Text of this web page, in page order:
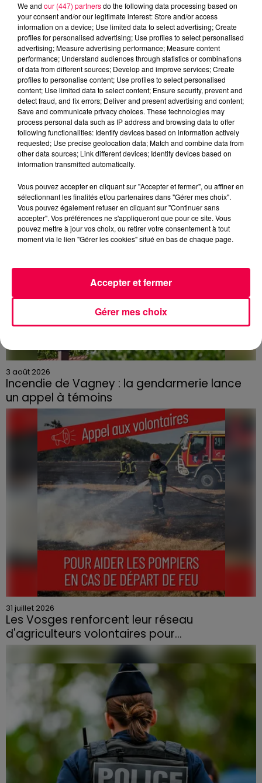
3 août 2026
PRÉVIFEUX : "il faut avoir une culture du risque"
dans les Vosges
3 août 2026
Incendie de Vagney : la gendarmerie lance
un appel à témoins
Le feu, parti d'une haie avant de se propager au
quartier résidentiel, avait détruit deux habitations et
contraint à l'évacuation d'une centaine de personnes.
31 juillet 2026
Les Vosges renforcent leur réseau
d'agriculteurs volontaires pour...
Face à la sécheresse et aux risques de départs de feu,
la Chambre d'agriculture des Vosges a lancé un appel
aux agriculteurs volontaires pour venir en aide...
We and our (447) partnersdo the following data processing based on
your consent and/or our legitimate interest: Store and/or access
information on a device; Use limited data to select advertising; Create
profiles for personalised advertising; Use profiles to select personalised
advertising; Measure advertising performance; Measure content
performance; Understand audiences through statistics or combinations
of data from different sources; Develop and improve services; Create
profiles to personalise content; Use profiles to select personalised
content; Use limited data to select content; Ensure security, prevent and
detect fraud, and fix errors; Deliver and present advertising and content;
Save and communicate privacy choices. These technologies may
process personal data such as IP address and browsing data to offer
following functionalities: Identify devices based on information actively
requested; Use precise geolocation data; Match and combine data from
other data sources; Link different devices; Identify devices based on
information transmitted automatically.
Vous pouvez accepter en cliquant sur "Accepter et fermer", ou affiner en
sélectionnant les finalités et/ou partenaires dans "Gérer mes choix".
Vous pouvez également refuser en cliquant sur "Continuer sans
accepter". Vos préférences ne s'appliqueront que pour ce site. Vous
pouvez mettre à jour vos choix, ou retirer votre consentement à tout
moment via le lien "Gérer les cookies" situé en bas de chaque page.
Gérer mes choix
Accepter et fermer